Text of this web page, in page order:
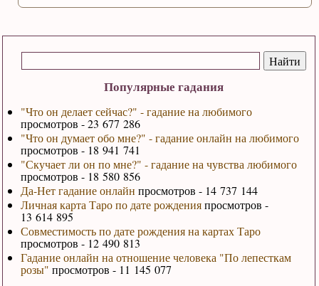
Популярные гадания
"Что он делает сейчас?" - гадание на любимого
просмотров - 23 677 286
"Что он думает обо мне?" - гадание онлайн на любимого
просмотров - 18 941 741
"Скучает ли он по мне?" - гадание на чувства любимого
просмотров - 18 580 856
Да-Нет гадание онлайн просмотров - 14 737 144
Личная карта Таро по дате рожденияпросмотров -
13 614 895
Совместимость по дате рождения на картах Таро
просмотров - 12 490 813
Гадание онлайн на отношение человека "По лепесткам
розы" просмотров - 11 145 077